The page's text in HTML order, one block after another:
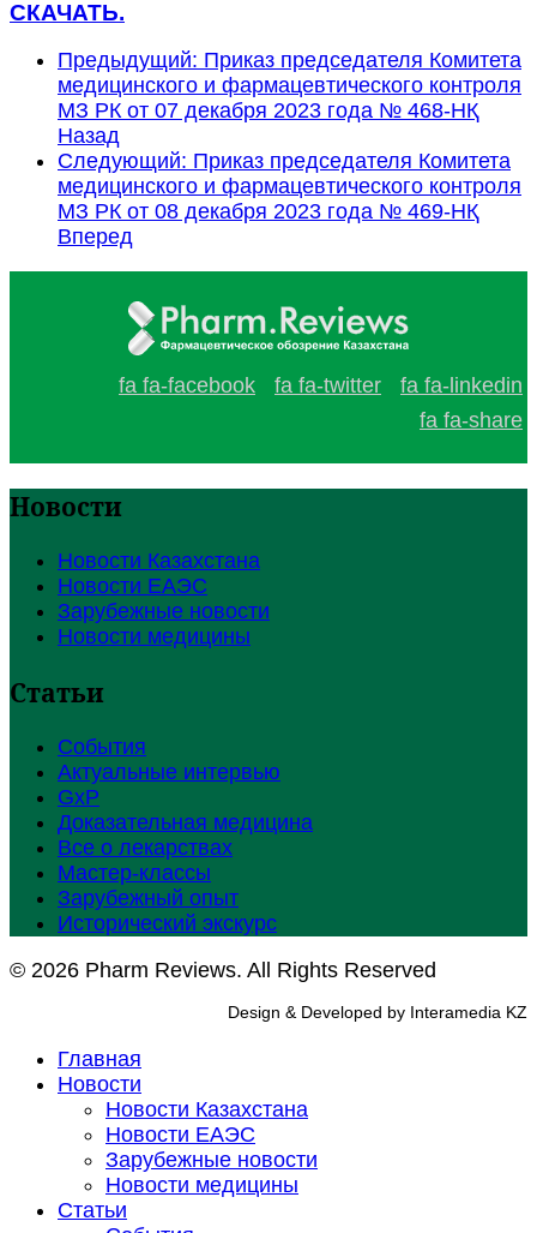
СКАЧАТЬ.
Предыдущий: Приказ председателя Комитета
медицинского и фармацевтического контроля
МЗ РК от 07 декабря 2023 года № 468-НҚ
Назад
Следующий: Приказ председателя Комитета
медицинского и фармацевтического контроля
МЗ РК от 08 декабря 2023 года № 469-НҚ
Вперед
fa fa-facebook fa fa-twitter
fa fa-linkedin
fa fa-share
Новости
Новости Казахстана
Новости ЕАЭС
Зарубежные новости
Новости медицины
Статьи
События
Актуальные интервью
GxP
Доказательная медицина
Все о лекарствах
Мастер-классы
Зарубежный опыт
Исторический экскурс
© 2026 Pharm Reviews. All Rights Reserved
Design & Developed by Interamedia KZ
Главная
Новости
Новости Казахстана
Новости ЕАЭС
Зарубежные новости
Новости медицины
Статьи